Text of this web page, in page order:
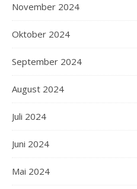
November 2024
Oktober 2024
September 2024
August 2024
Juli 2024
Juni 2024
Mai 2024